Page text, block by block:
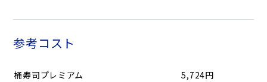
参考コスト
桶寿司プレミアム 5,724円